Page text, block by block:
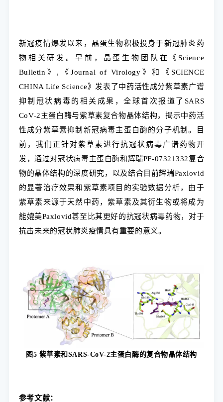
新冠疫情爆发以来，晶蛋生物积极投身于新冠肺炎药
物相关研发。早前，晶蛋生物团队在《Science
Bulletin》,《Journal of Virology》和《SCIENCE
CHINA Life Science》发表了中药活性成分紫草素广谱
抑制冠状病毒的相关成果，全球首次报道了SARS
CoV-2主蛋白酶与紫草素复合物晶体结构，揭示中药活
性成分紫草素抑制新冠病毒主蛋白酶的分子机制。目
前，我们正针对紫草素进行抗冠状病毒广谱药物开
发，通过对冠状病毒主蛋白酶和辉瑞PF-07321332复合
物的晶体结构的深度研究，以及结合目前辉瑞Paxlovid
的显著治疗效果和紫草素项目的实验数据分析，由于
紫草素来源于天然中药，紫草素及其衍生物或将成为
能媲美Paxlovid甚至比其更好的抗冠状病毒药物，对于
抗击未来的冠状肺炎疫情具有重要的意义。
图5 紫草素和SARS-CoV-2主蛋白酶的复合物晶体结构
参考文献：